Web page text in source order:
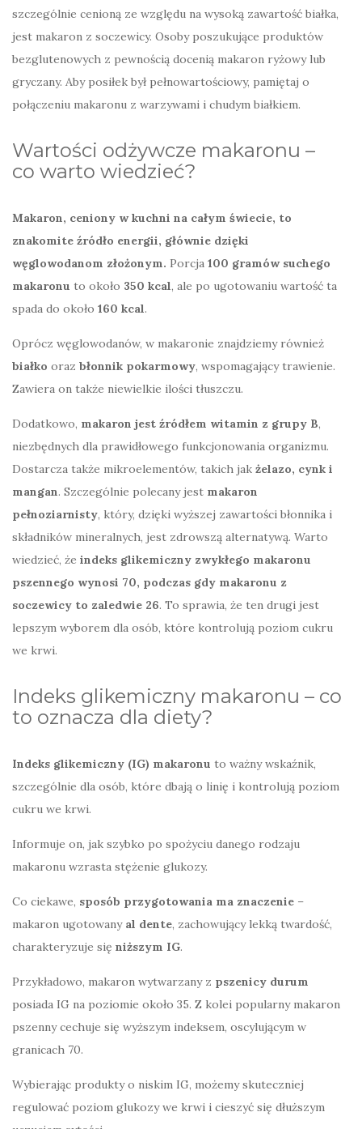
szczególnie cenioną ze względu na wysoką zawartość białka,
jest makaron z soczewicy. Osoby poszukujące produktów
bezglutenowych z pewnością docenią makaron ryżowy lub
gryczany. Aby posiłek był pełnowartościowy, pamiętaj o
połączeniu makaronu z warzywami i chudym białkiem.
Wartości odżywcze makaronu –
co warto wiedzieć?
Makaron, ceniony w kuchni na całym świecie, to
znakomite źródło energii, głównie dzięki
węglowodanom złożonym. Porcja 100 gramów suchego
makaronu to około 350 kcal, ale po ugotowaniu wartość ta
spada do około 160 kcal.
Oprócz węglowodanów, w makaronie znajdziemy również
białko oraz błonnik pokarmowy, wspomagający trawienie.
Zawiera on także niewielkie ilości tłuszczu.
Dodatkowo, makaron jest źródłem witamin z grupy B,
niezbędnych dla prawidłowego funkcjonowania organizmu.
Dostarcza także mikroelementów, takich jak żelazo, cynk i
mangan. Szczególnie polecany jest makaron
pełnoziarnisty, który, dzięki wyższej zawartości błonnika i
składników mineralnych, jest zdrowszą alternatywą. Warto
wiedzieć, że indeks glikemiczny zwykłego makaronu
pszennego wynosi 70, podczas gdy makaronu z
soczewicy to zaledwie 26. To sprawia, że ten drugi jest
lepszym wyborem dla osób, które kontrolują poziom cukru
we krwi.
Indeks glikemiczny makaronu – co
to oznacza dla diety?
Indeks glikemiczny (IG) makaronu to ważny wskaźnik,
szczególnie dla osób, które dbają o linię i kontrolują poziom
cukru we krwi.
Informuje on, jak szybko po spożyciu danego rodzaju
makaronu wzrasta stężenie glukozy.
Co ciekawe, sposób przygotowania ma znaczenie –
makaron ugotowany al dente, zachowujący lekką twardość,
charakteryzuje się niższym IG.
Przykładowo, makaron wytwarzany z pszenicy durum
posiada IG na poziomie około 35. Z kolei popularny makaron
pszenny cechuje się wyższym indeksem, oscylującym w
granicach 70.
Wybierając produkty o niskim IG, możemy skuteczniej
regulować poziom glukozy we krwi i cieszyć się dłuższym